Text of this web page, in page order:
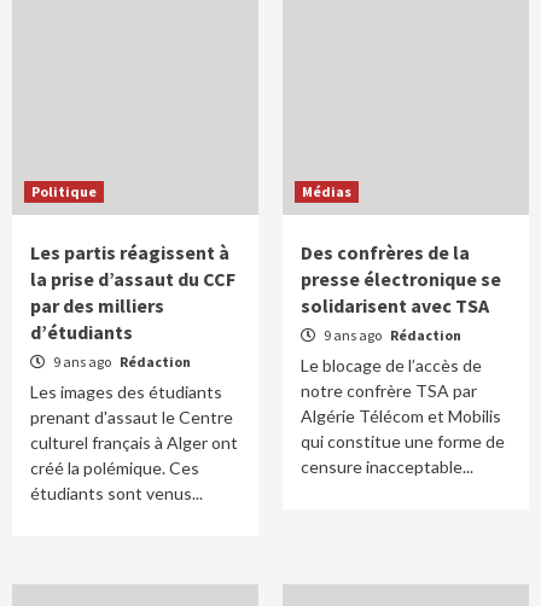
Politique
Les partis réagissent à
la prise d’assaut du CCF
par des milliers
d’étudiants
9 ans ago Rédaction
Les images des étudiants
prenant d'assaut le Centre
culturel français à Alger ont
créé la polémique. Ces
étudiants sont venus...
Médias
Des confrères de la
presse électronique se
solidarisent avec TSA
9 ans ago Rédaction
Le blocage de l’accès de
notre confrère TSA par
Algérie Télécom et Mobilis
qui constitue une forme de
censure inacceptable...